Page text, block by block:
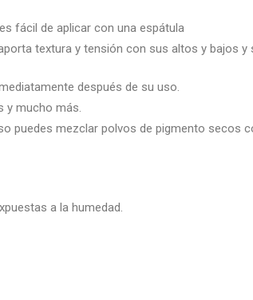
fácil de aplicar con una espátula
textura y tensión con sus altos y bajos y
después de su uso.
y mucho más.
puedes mezclar polvos de pigmento secos
a la humedad.